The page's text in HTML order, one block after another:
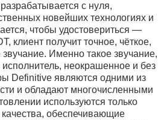
с нуля,
новейших технологиях и
чтобы удостовериться —
клиент получит точное, чёткое,
Именно такое звучание,
исполнитель, неокрашенное и без
Definitive являются одними из
и обладают многочисленными
используются только
обеспечивающие